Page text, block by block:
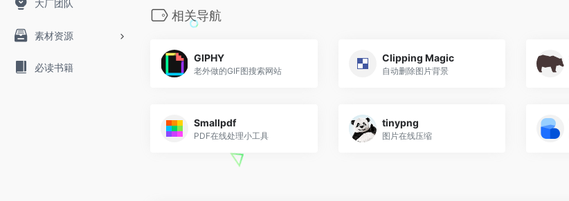
大厂团队
素材资源
必读书籍
相关导航
GIPHY
老外做的GIF图搜索网站
Clipping Magic
自动删除图片背景
Smallpdf
PDF在线处理小工具
tinypng
图片在线压缩